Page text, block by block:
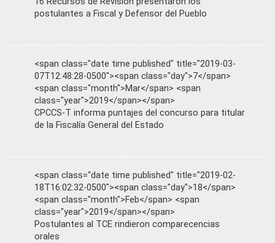
postulantes a Fiscal y Defensor del Pueblo
<span class="date time published" title="2019-03-
07T12:48:28-0500"><span class="day">7</span>
<span class="month">Mar</span> <span
class="year">2019</span></span>
CPCCS-T informa puntajes del concurso para titular
de la Fiscalía General del Estado
<span class="date time published" title="2019-02-
18T16:02:32-0500"><span class="day">18</span>
<span class="month">Feb</span> <span
class="year">2019</span></span>
Postulantes al TCE rindieron comparecencias
orales